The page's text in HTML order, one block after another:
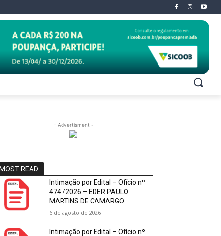
- Advertisment -
MOST READ
Intimação por Edital – Ofício nº
474 /2026 – EDER PAULO
MARTINS DE CAMARGO
6 de agosto de 2026
Intimação por Edital – Ofício nº